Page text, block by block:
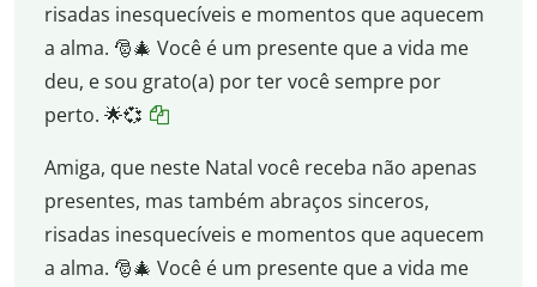
risadas inesquecíveis e momentos que aquecem
a alma. 🎅🎄 Você é um presente que a vida me
deu, e sou grato(a) por ter você sempre por
perto. 🌟💞
Amiga, que neste Natal você receba não apenas
presentes, mas também abraços sinceros,
risadas inesquecíveis e momentos que aquecem
a alma. 🎅🎄 Você é um presente que a vida me